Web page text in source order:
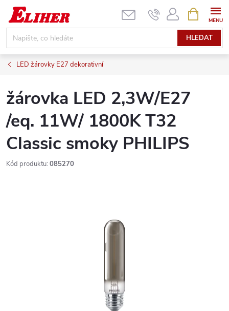
Přejít
obsah
HLEDAT
NÁKUPNÍ
KOŠÍK
LED žárovky E27 dekorativní
žárovka LED 2,3W/E27
/eq. 11W/ 1800K T32
Classic smoky PHILIPS
Kód produktu: 085270